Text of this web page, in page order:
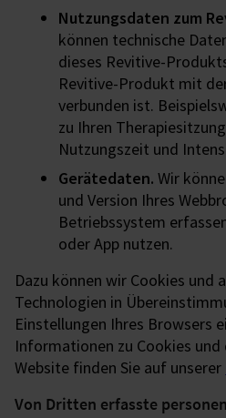
Nutzungsdaten zum
können technische
dieses Revitive-
Revitive-Produkt mit
verbunden ist.
zu Ihren
Nutzungszeit und
Gerätedaten. Wir
und Version Ihres
Betriebssystem
oder App nutzen.
Dazu können wir Cookies und
Technologien in
Einstellungen Ihres Browsers
Informationen zu Cookies
Website finden Sie auf unserer
Von Dritten erfasste